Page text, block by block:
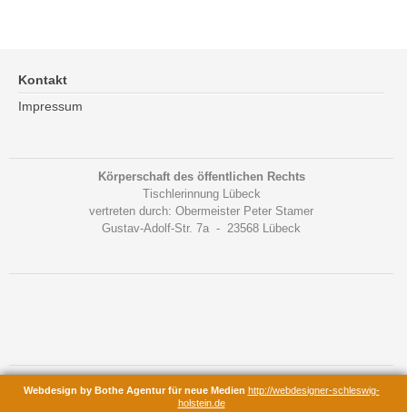
Kontakt
Impressum
Körperschaft des öffentlichen Rechts
Tischlerinnung Lübeck
vertreten durch: Obermeister Peter Stamer
Gustav-Adolf-Str. 7a - 23568 Lübeck
Webdesign by Bothe Agentur für neue Medien http://webdesigner-schleswig-
holstein.de